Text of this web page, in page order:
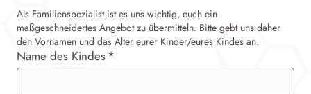
Als Familienspezialist ist es uns wichtig, euch ein
maßgeschneidertes Angebot zu übermitteln. Bitte gebt uns daher
den Vornamen und das Alter eurer Kinder/eures Kindes an.
Name des Kindes